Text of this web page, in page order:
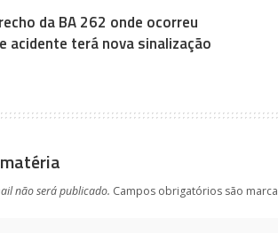
da BA 262 onde ocorreu
acidente terá nova sinalização
não será publicado. Campos obrigatórios são